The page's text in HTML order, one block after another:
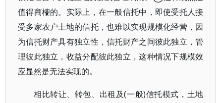
值得商榷的。实际上，在一般信托中，即使受托人接
受多家农户土地的信托，也难以实现规模化经营，因
为信托财产具有独立性，信托财产之间彼此独立，管
理彼此独立，收益分配彼此独立，这种情况下规模效
应显然是无法实现的。
相比转让、转包、出租及(一般)信托模式，土地